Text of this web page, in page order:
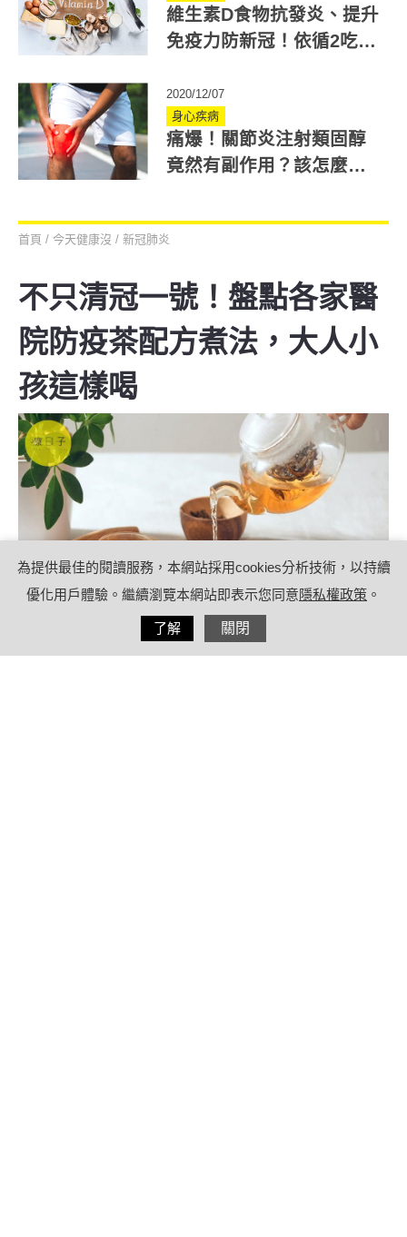
維生素D食物抗發炎、提升
免疫力防新冠！依循2吃法
2020/12/07
身心疾病
痛爆！關節炎注射類固醇
竟然有副作用？該怎麼緩
首頁 / 今天健康沒 / 新冠肺炎
不只清冠一號！盤點各家醫
院防疫茶配方煮法，大人小
孩這樣喝
為提供最佳的閱讀服務，本網站採用cookies分析技術，以持續
優化用戶體驗。繼續瀏覽本網站即表示您同意隱私權政策 。
了解 關閉